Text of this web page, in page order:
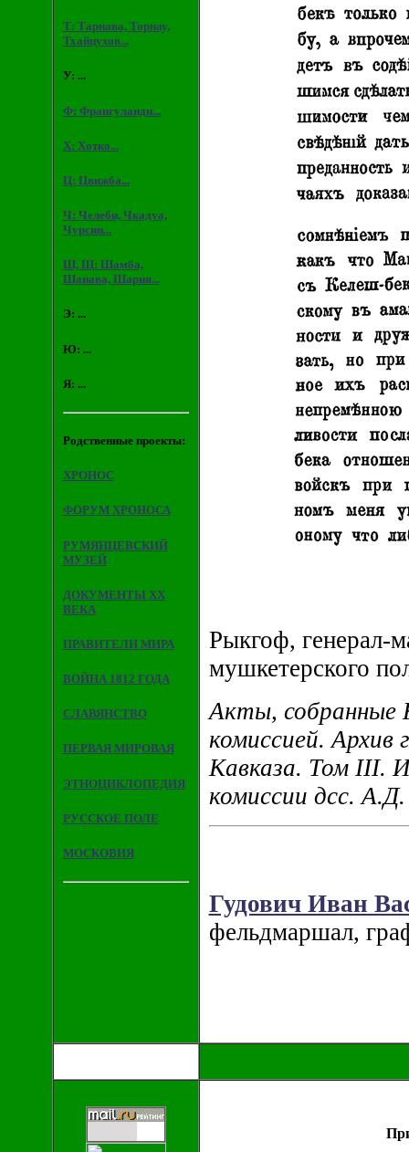
Т: Тарнава, Торнау,
Тхайцухов...
У: ...
Ф: Франгуланди...
Х: Хотко...
Ц: Цвижба...
Ч: Челеби, Чкадуа,
Чурсин...
Ш, Щ: Шамба,
Шанава, Шария...
Э: ...
Ю: ...
Я: ...
Родственные проекты:
ХРОНОС
ФОРУМ ХРОНОСА
РУМЯНЦЕВСКИЙ
МУЗЕЙ
ДОКУМЕНТЫ XX
ВЕКА
ПРАВИТЕЛИ МИРА
ВОЙНА 1812 ГОДА
СЛАВЯНСТВО
ПЕРВАЯ МИРОВАЯ
ЭТНОЦИКЛОПЕДИЯ
РУССКОЕ ПОЛЕ
МОСКОВИЯ
Рыкгоф, генерал-
мушкетерского
Акты, собранные
комиссией. Архив
Кавказа. Том III.
комиссии дсс.
Гудович Иван
фельдмаршал,